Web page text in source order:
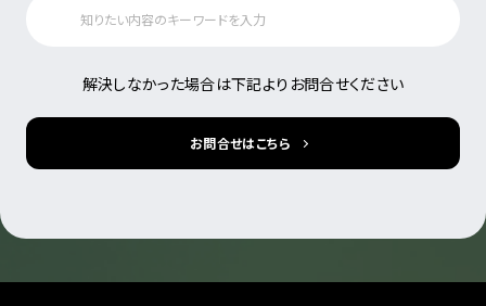
解決しなかった場合は下記よりお問合せください
お問合せはこちら